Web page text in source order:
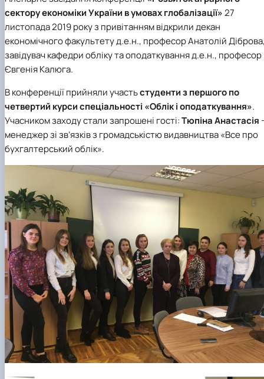
сектору економіки України в умовах глобалізації»27
листопада2019 року з привітанням відкрилидекан
економічного факультету д.е.н., професорАнатолій Діброва
завідувач кафедри обліку та оподаткування д.е.н., професор
Євгенія Калюга.
В конференції прийняли участьстуденти з першого по
четвертий курси спеціальності «Облік і оподаткування».
Учасником заходу стали запрошені гості:Тюпіна Анастасія
менеджер зі зв’язків з громадськістю видавництва «Все про
бухгалтерський облік».